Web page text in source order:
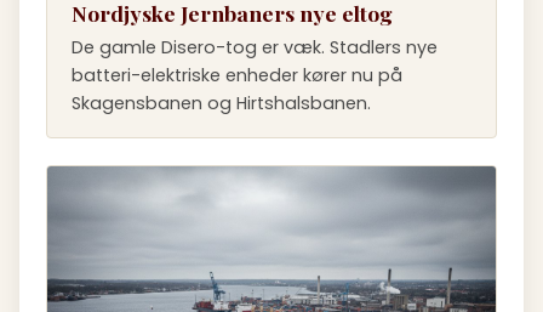
Nordjyske Jernbaners nye eltog
De gamle Disero-tog er væk. Stadlers nye
batteri-elektriske enheder kører nu på
Skagensbanen og Hirtshalsbanen.